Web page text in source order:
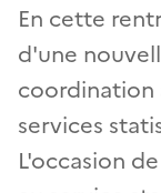
En cette
d'une
coordination
services
L'occasion